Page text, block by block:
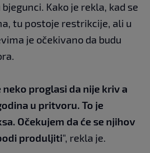
Kako je rekla, kad se
tu postoje restrikcije, ali u
je očekivano da budu
proglasi da nije kriv a
u pritvoru. To je
Očekujem da će se njihov
produljiti", rekla je.